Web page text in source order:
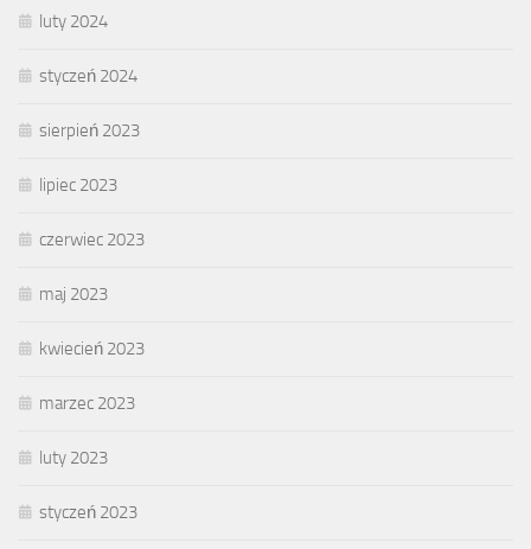
luty 2024
styczeń 2024
sierpień 2023
lipiec 2023
czerwiec 2023
maj 2023
kwiecień 2023
marzec 2023
luty 2023
styczeń 2023